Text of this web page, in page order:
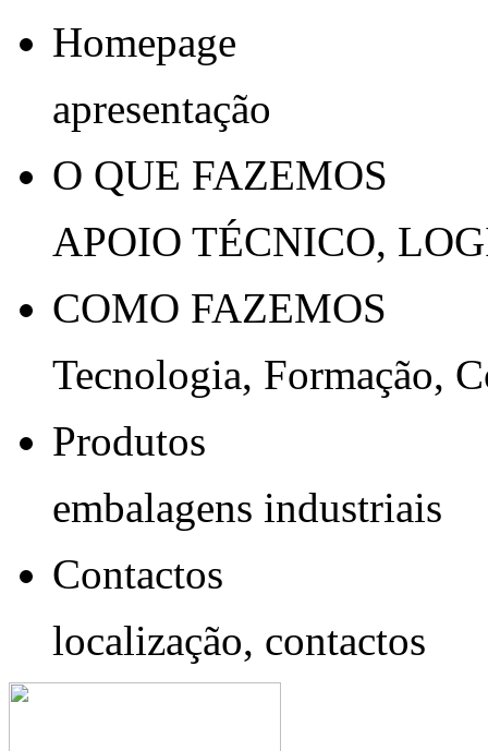
Homepage
apresentação
O QUE FAZEMOS
APOIO TÉCNICO,
COMO FAZEMOS
Tecnologia, Formação,
Produtos
embalagens industriais
Contactos
localização, contactos